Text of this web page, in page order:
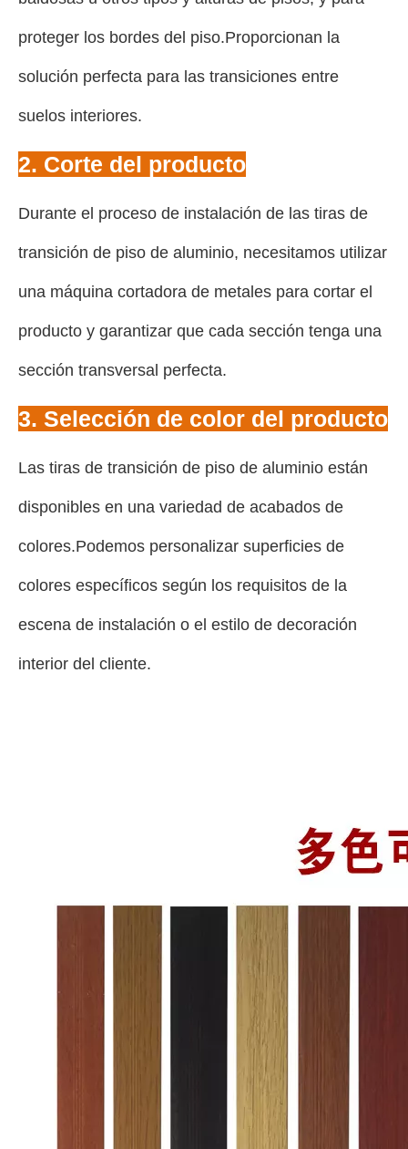
proteger los bordes del piso.Proporcionan la
solución perfecta para las transiciones entre
suelos interiores.
2. Corte del producto
Durante el proceso de instalación de las tiras de
transición de piso de aluminio, necesitamos utilizar
una máquina cortadora de metales para cortar el
producto y garantizar que cada sección tenga una
sección transversal perfecta.
3. Selección de color del producto
Las tiras de transición de piso de aluminio están
disponibles en una variedad de acabados de
colores.Podemos personalizar superficies de
colores específicos según los requisitos de la
escena de instalación o el estilo de decoración
interior del cliente.